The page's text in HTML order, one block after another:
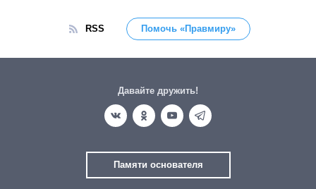
RSS Помочь «Правмиру»
Давайте дружить!
Памяти основателя